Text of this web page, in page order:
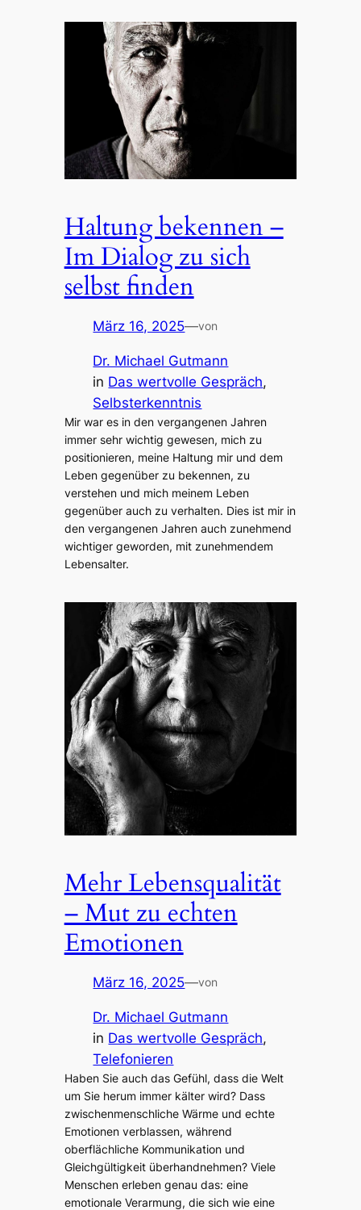
Haltung bekennen –
Im Dialog zu sich
selbst finden
März 16, 2025—von
Dr. Michael Gutmann
in Das wertvolle Gespräch
Selbsterkenntnis
Mir war es in den vergangenen Jahren
immer sehr wichtig gewesen, mich zu
positionieren, meine Haltung mir und dem
Leben gegenüber zu bekennen, zu
verstehen und mich meinem Leben
gegenüber auch zu verhalten. Dies ist mir in
den vergangenen Jahren auch zunehmend
wichtiger geworden, mit zunehmendem
Lebensalter.
Mehr Lebensqualität
– Mut zu echten
Emotionen
März 16, 2025—von
Dr. Michael Gutmann
in Das wertvolle Gespräch
Telefonieren
Haben Sie auch das Gefühl, dass die Welt
um Sie herum immer kälter wird? Dass
zwischenmenschliche Wärme und echte
Emotionen verblassen, während
oberflächliche Kommunikation und
Gleichgültigkeit überhandnehmen? Viele
Menschen erleben genau das: eine
emotionale Verarmung, die sich wie eine